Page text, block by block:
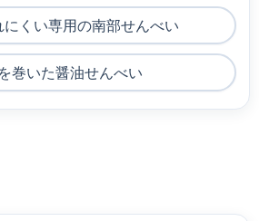
くい専用の南部せんべい
巻いた醤油せんべい